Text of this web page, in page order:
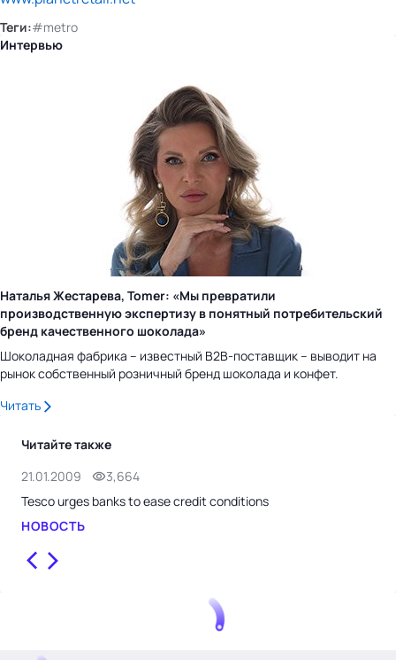
Теги:#metro
Интервью
Наталья Жестарева, Tomer: «Мы превратили
производственную экспертизу в понятный потребительский
бренд качественного шоколада»
Шоколадная фабрика – известный B2B-поставщик – выводит на
рынок собственный розничный бренд шоколада и конфет.
Читать
Читайте также
21.01.2009
3,664
Tesco urges banks to ease credit conditions
НОВОСТЬ